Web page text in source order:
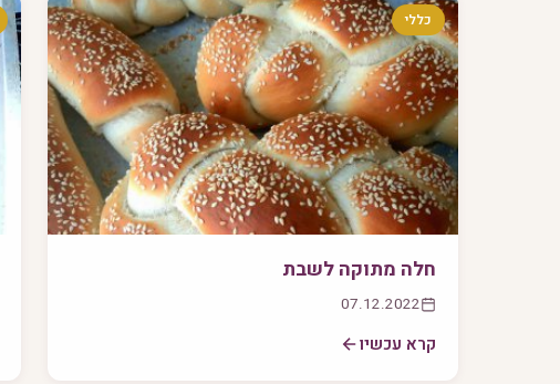
כללי
חלה מתוקה לשבת
07.12.2022
קרא עכשיו